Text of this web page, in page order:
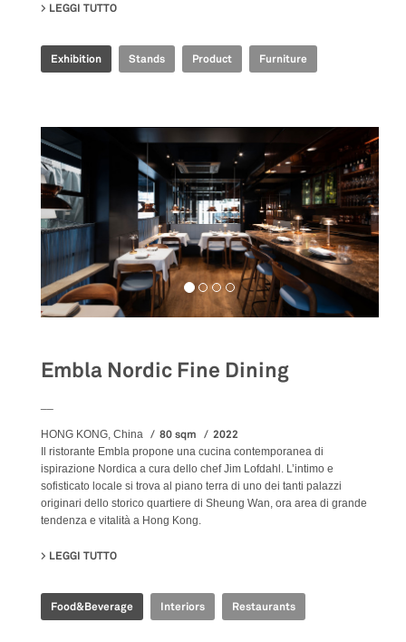
LEGGI TUTTO
Exhibition Stands Product Furniture
Embla Nordic Fine Dining
HONG KONG, China 80 sqm 2022
Il ristorante Embla propone una cucina contemporanea di
ispirazione Nordica a cura dello chef Jim Lofdahl. L’intimo e
sofisticato locale si trova al piano terra di uno dei tanti palazzi
originari dello storico quartiere di Sheung Wan, ora area di grande
tendenza e vitalità a Hong Kong.
LEGGI TUTTO
Food&Beverage Interiors Restaurants